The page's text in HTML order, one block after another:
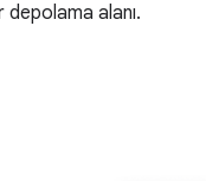
depolama alanı.